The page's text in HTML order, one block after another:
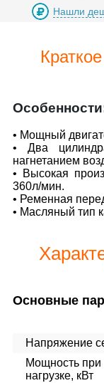
Нашли
• Мощный
• Два
нагнетанием
• Высокая
360л/мин.
• Ременная
• Масляный тип
Основные
Напряжение
Мощность при
нагрузке, кВт